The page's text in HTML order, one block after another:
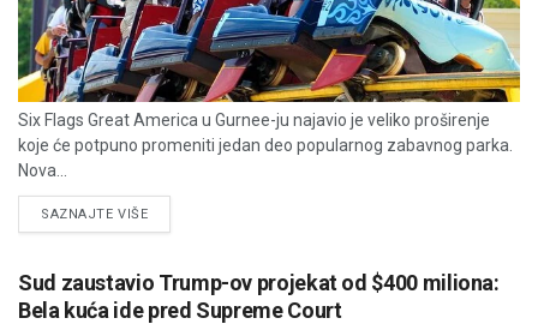
Six Flags Great America u Gurnee-ju najavio je veliko proširenje
koje će potpuno promeniti jedan deo popularnog zabavnog parka.
Nova...
SAZNAJTE VIŠEDETAILS
Sud zaustavio Trump-ov projekat od $400 miliona:
Bela kuća ide pred Supreme Court